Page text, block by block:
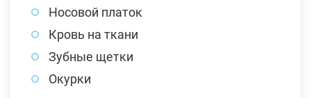
Носовой платок
Кровь на ткани
Зубные щетки
Окурки